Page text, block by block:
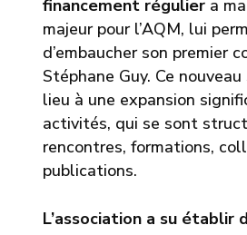
financement réguliera
majeur pour l’AQM, lui
d’embaucher son premier
Stéphane Guy. Ce
lieu à une expansion
activités, qui se sont
rencontres, formations,
publications.
L’association a su établir